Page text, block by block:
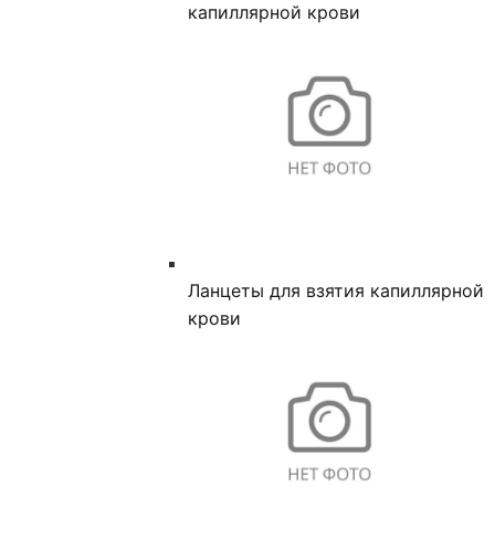
капиллярной крови
Ланцеты для взятия капиллярной
крови